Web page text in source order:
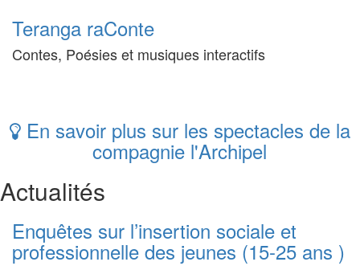
Teranga raConte
Contes, Poésies et musiques interactifs
En savoir plus sur les spectacles de la
compagnie l'Archipel
Actualités
Enquêtes sur l’insertion sociale et
professionnelle des jeunes (15-25 ans )